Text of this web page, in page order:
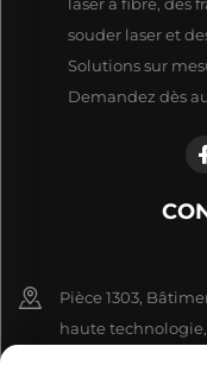
souder laser et
Solutions sur
Demandez dès
Pièce 1303,
haute